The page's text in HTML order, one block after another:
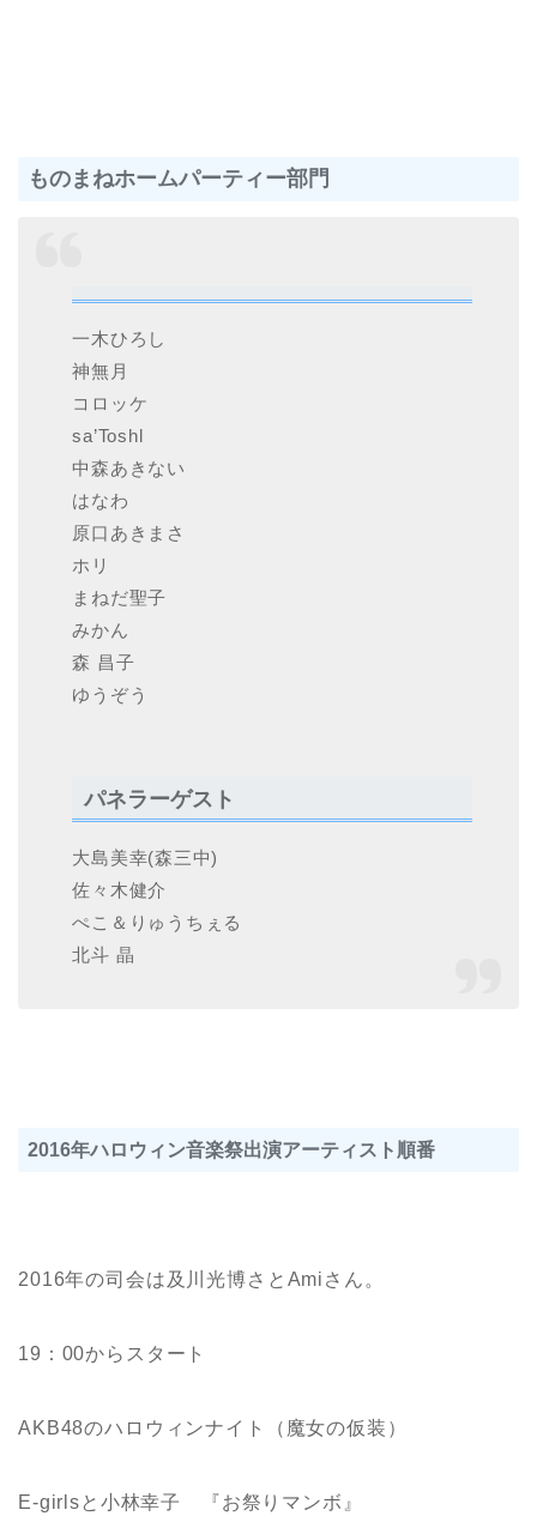
ものまねホームパーティー部門
一木ひろし
神無月
コロッケ
sa’Toshl
中森あきない
はなわ
原口あきまさ
ホリ
まねだ聖子
みかん
森 昌子
ゆうぞう
パネラーゲスト
大島美幸(森三中)
佐々木健介
ぺこ＆りゅうちぇる
北斗 晶
2016年ハロウィン音楽祭出演アーティスト順番
2016年の司会は及川光博さとAmiさん。
19：00からスタート
AKB48のハロウィンナイト（魔女の仮装）
E-girlsと小林幸子 『お祭りマンボ』